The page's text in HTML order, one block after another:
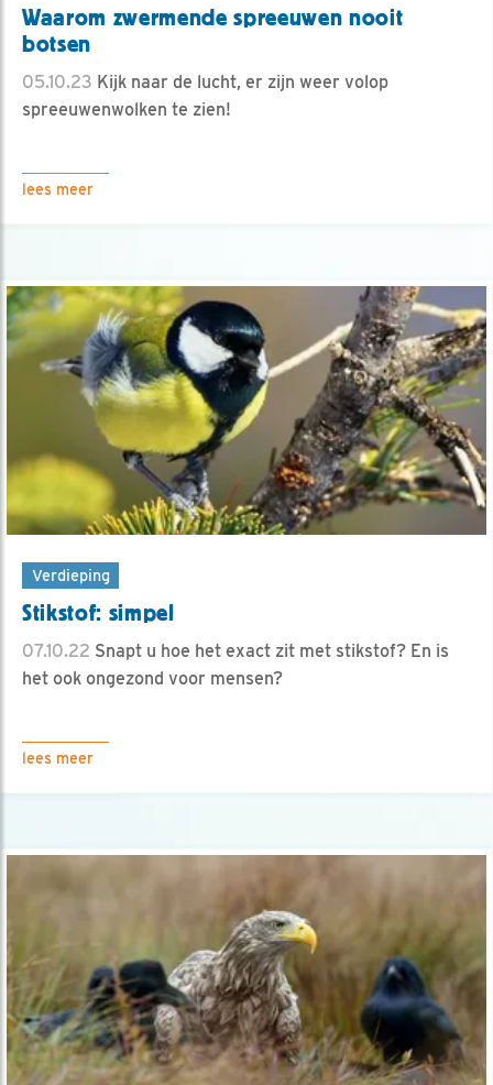
Waarom zwermende spreeuwen nooit
botsen
05.10.23 Kijk naar de lucht, er zijn weer volop
spreeuwenwolken te zien!
lees meer
Verdieping
Stikstof: simpel
07.10.22 Snapt u hoe het exact zit met stikstof? En is
het ook ongezond voor mensen?
lees meer